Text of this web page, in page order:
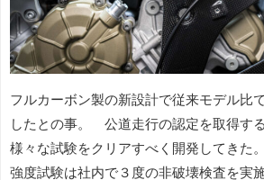
フルカーボン製の新設計で従来モデル比
したとの事。 公道走行の認定を取得す
様々な試験をクリアすべく開発してき
強度試験は社内で３度の非破壊検査を実